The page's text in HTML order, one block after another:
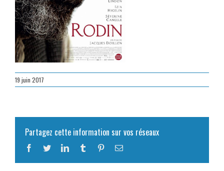
19 juin 2017
Partagez cette information sur vos réseaux
Facebook
TwitterLinkedInTumblr PinterestEmail